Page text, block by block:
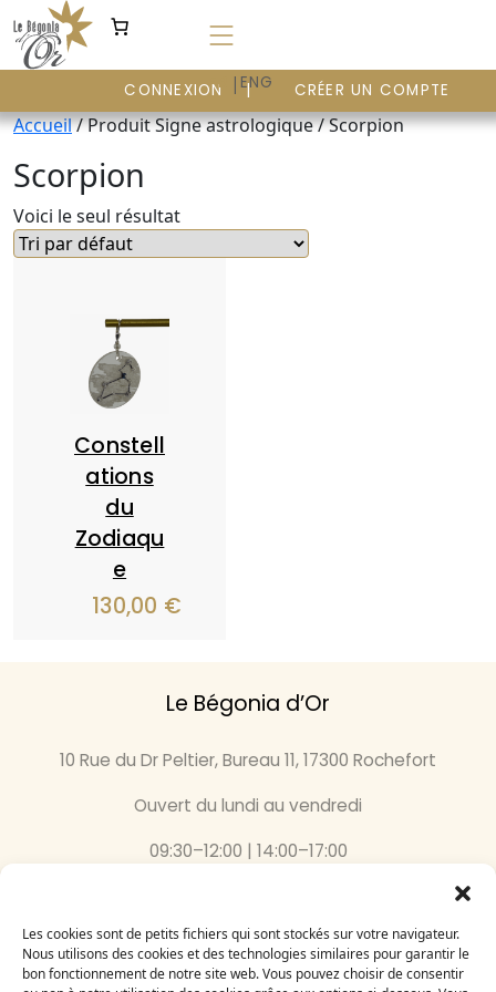
Les cookies sont de petits fichiers qui sont stockés sur votre navigateur.
Nous utilisons des cookies et des technologies similaires pour garantir le
bon fonctionnement de notre site web. Vous pouvez choisir de consentir
au
contenu
FR | ENG
CONNEXION CRÉER UN COMPTE
Accueil/ Produit Signe astrologique / Scorpion
Scorpion
Voici le seul résultat
Constell
ations
du
Zodiaqu
e
130,00 €
Le Bégonia d’Or
10 Rue du Dr Peltier, Bureau 11, 17300 Rochefort
Ouvert du lundi au vendredi
09:30–12:00 | 14:00–17:00
Inscrivez-vous
à notre newsletter